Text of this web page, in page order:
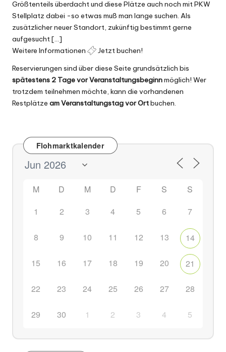
Größtenteils überdacht und diese Plätze auch noch mit PKW
Stellplatz dabei -so etwas muß man lange suchen. Als
zusätzlicher neuer Standort, zukünftig bestimmt gerne
aufgesucht [...]
Weitere Informationen
Jetzt buchen!
Reservierungen sind über diese Seite grundsätzlich bis
spätestens 2 Tage vor Veranstaltungsbeginnmöglich! Wer
trotzdem teilnehmen möchte, kann die vorhandenen
Restplätze am Veranstaltungstag vor Ortbuchen.
Flohmarktkalender
M D M D F S
S
1
2 3 4 5 6 7
8 9 10 11 12 13 14
15 16 17 18 19 20 21
22 23 24 25 26 27 28
29 30 1 2 3 4 5